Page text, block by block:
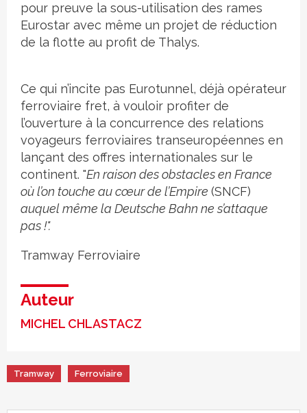
pour preuve la sous-utilisation des rames
Eurostar avec même un projet de réduction
de la flotte au profit de Thalys.
Ce qui n’incite pas Eurotunnel, déjà opérateur
ferroviaire fret, à vouloir profiter de
l’ouverture à la concurrence des relations
voyageurs ferroviaires transeuropéennes en
lançant des offres internationales sur le
continent. "En raison des obstacles en France
où l’on touche au cœur de l’Empire (SNCF)
auquel même la Deutsche Bahn ne s’attaque
pas !".
Tramway Ferroviaire
Auteur
MICHEL CHLASTACZ
Tramway Ferroviaire